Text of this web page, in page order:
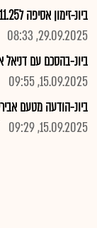
ביונ-זימון אסיפה ל4.11.25-מינויים, איחוד הון,הקצאה פרטית חריגה
29.09.2025, 08:33
ביונ-בהסכם עם דניאל איושה,גיל
15.09.2025, 09:55
ביונ-הודעה מטעם
15.09.2025, 09:29